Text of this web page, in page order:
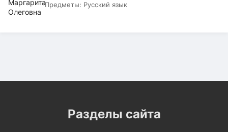
Предметы: Русский язык
Разделы сайта